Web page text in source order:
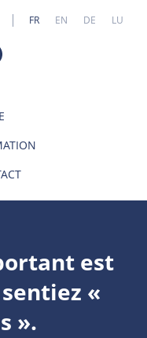
FR EN DE LU
est
«
».